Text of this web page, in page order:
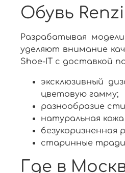
Обувь
Разрабатывая
уделяют внимание
Shoe-IT с доставкой
эксклюзивный
цветовую гамму;
разнообразие
натуральная
безукоризненная
старинные
Где в